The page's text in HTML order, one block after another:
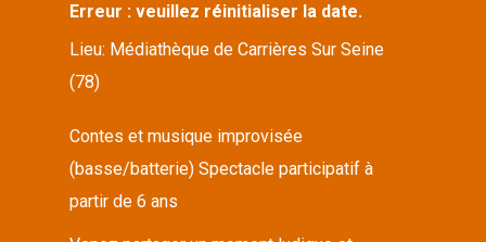
Erreur : veuillez réinitialiser la date.
Lieu: Médiathèque de Carrières Sur Seine
(78)
Contes et musique improvisée
(basse/batterie) Spectacle participatif à
partir de 6 ans